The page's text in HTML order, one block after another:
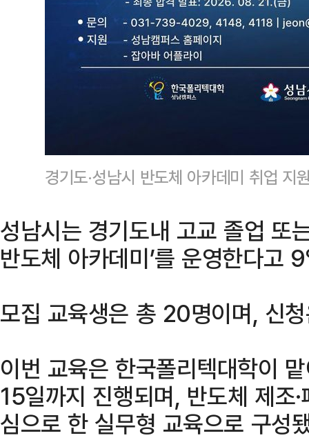
경기도·성남시 반도체 아카데미 취업
성남시는 경기도내 고교 졸업 또
반도체 아카데미’를 운영한다고
모집 교육생은 총 20명이며, 신
이번 교육은 한국폴리텍대학이
15일까지 진행되며, 반도체 제조
심으로 한 실무형 교육으로 구성